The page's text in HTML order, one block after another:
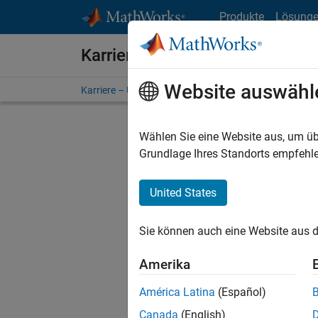
Produkte
Karriere bei MathWorks
Karriere – Übersicht Stellensuche
Stellen
Es
Region
Website
Wählen Sie eine Website aus, um
Grundlage Ihres Standorts
United States
Sie können auch eine Website aus
Amerika
América Latina (Español)
Canada (English)